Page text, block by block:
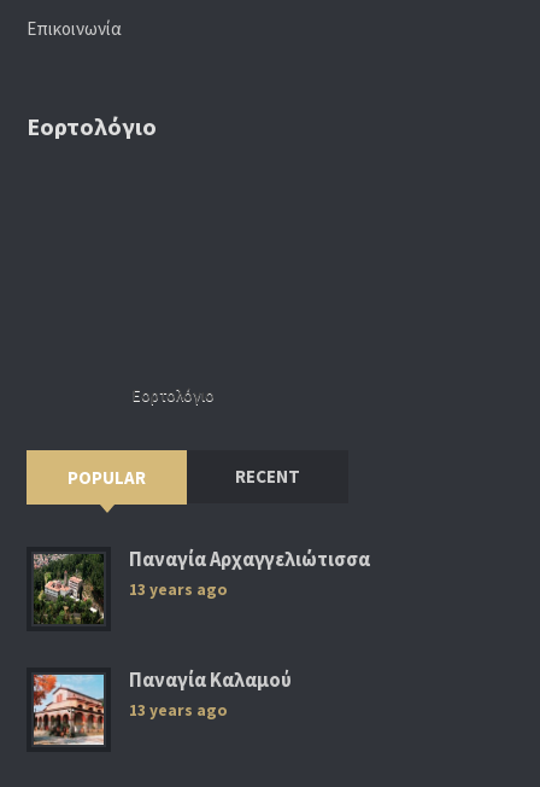
Επικοινωνία
Εορτολόγιο
Εορτολόγιο
POPULAR RECENT
Παναγία Αρχαγγελιώτισσα
13 years ago
Παναγία Καλαμού
13 years ago